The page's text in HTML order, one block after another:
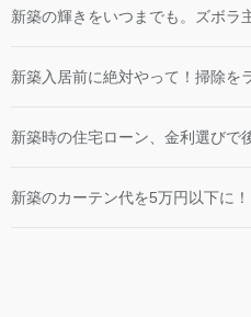
新築の輝きをいつまでも。ズボラ
新築入居前に絶対やって！掃除を
新築時の住宅ローン、金利選びで
新築のカーテン代を5万円以下に